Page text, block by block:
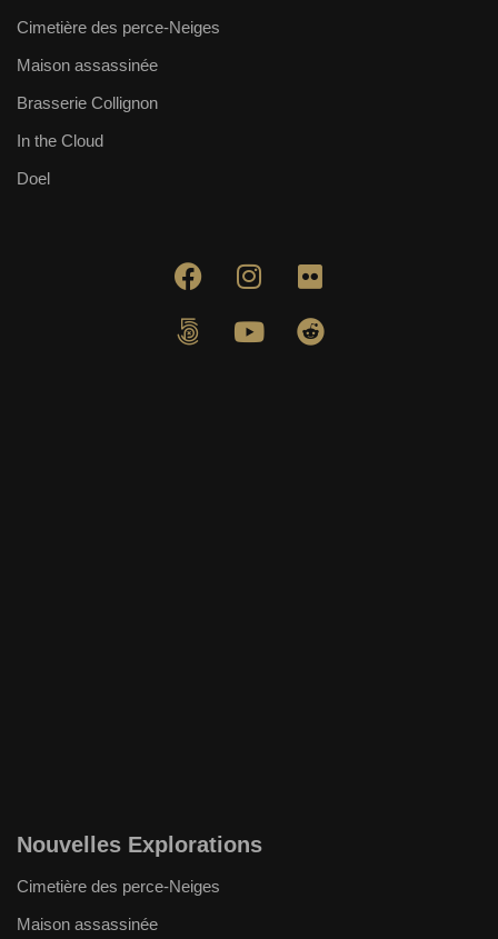
Cimetière des perce-Neiges
Maison assassinée
Brasserie Collignon
In the Cloud
Doel
Nouvelles Explorations
Cimetière des perce-Neiges
Maison assassinée